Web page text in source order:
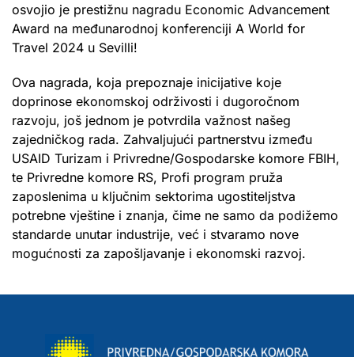
osvojio je prestižnu nagradu Economic Advancement
Award na međunarodnoj konferenciji A World for
Travel 2024 u Sevilli!
Ova nagrada, koja prepoznaje inicijative koje
doprinose ekonomskoj održivosti i dugoročnom
razvoju, još jednom je potvrdila važnost našeg
zajedničkog rada. Zahvaljujući partnerstvu između
USAID Turizam i Privredne/Gospodarske komore FBIH,
te Privredne komore RS, Profi program pruža
zaposlenima u ključnim sektorima ugostiteljstva
potrebne vještine i znanja, čime ne samo da podižemo
standarde unutar industrije, već i stvaramo nove
mogućnosti za zapošljavanje i ekonomski razvoj.